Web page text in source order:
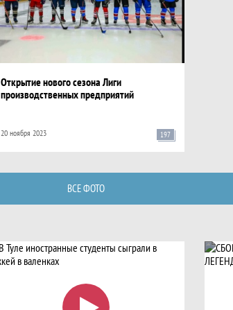
Открытие нового сезона Лиги
производственных предприятий
20 ноября 2023 197
ВСЕ ФОТО